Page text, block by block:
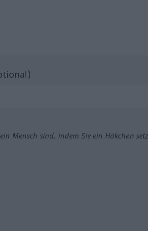
Mensch sind, indem Sie ein Häkchen